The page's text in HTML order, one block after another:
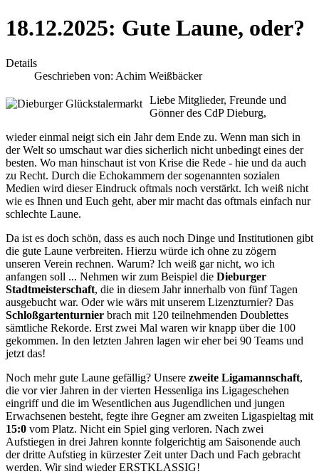
18.12.2025: Gute Laune, oder?
Details
Geschrieben von: Achim Weißbäcker
Liebe Mitglieder, Freunde und
Gönner des CdP Dieburg,
wieder einmal neigt sich ein Jahr dem Ende zu. Wenn man sich in
der Welt so umschaut war dies sicherlich nicht unbedingt eines der
besten. Wo man hinschaut ist von Krise die Rede - hie und da auch
zu Recht. Durch die Echokammern der sogenannten sozialen
Medien wird dieser Eindruck oftmals noch verstärkt. Ich weiß nicht
wie es Ihnen und Euch geht, aber mir macht das oftmals einfach nur
schlechte Laune.
Da ist es doch schön, dass es auch noch Dinge und Institutionen gibt
die gute Laune verbreiten. Hierzu würde ich ohne zu zögern
unseren Verein rechnen. Warum? Ich weiß gar nicht, wo ich
anfangen soll ... Nehmen wir zum Beispiel die Dieburger
Stadtmeisterschaft, die in diesem Jahr innerhalb von fünf Tagen
ausgebucht war. Oder wie wärs mit unserem Lizenzturnier? Das
Schloßgartenturnier brach mit 120 teilnehmenden Doublettes
sämtliche Rekorde. Erst zwei Mal waren wir knapp über die 100
gekommen. In den letzten Jahren lagen wir eher bei 90 Teams und
jetzt das!
Noch mehr gute Laune gefällig? Unsere zweite Ligamannschaft,
die vor vier Jahren in der vierten Hessenliga ins Ligageschehen
eingriff und die im Wesentlichen aus Jugendlichen und jungen
Erwachsenen besteht, fegte ihre Gegner am zweiten Ligaspieltag mit
15:0 vom Platz. Nicht ein Spiel ging verloren. Nach zwei
Aufstiegen in drei Jahren konnte folgerichtig am Saisonende auch
der dritte Aufstieg in kürzester Zeit unter Dach und Fach gebracht
werden. Wir sind wieder ERSTKLASSIG!